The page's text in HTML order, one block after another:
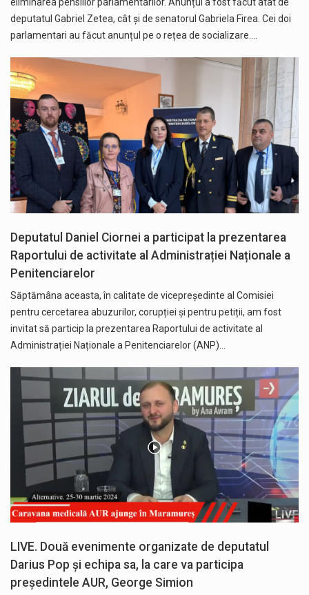
deputatul Gabriel Zetea, cât și de senatorul Gabriela Firea. Cei doi
parlamentari au făcut anunțul pe o rețea de socializare.…
Deputatul Daniel Ciornei a participat la prezentarea
Raportului de activitate al Administrației Naționale a
Penitenciarelor
Săptămâna aceasta, în calitate de vicepreședinte al Comisiei
pentru cercetarea abuzurilor, corupției și pentru petiții, am fost
invitat să particip la prezentarea Raportului de activitate al
Administrației Naționale a Penitenciarelor (ANP)…
LIVE. Două evenimente organizate de deputatul
Darius Pop și echipa sa, la care va participa
președintele AUR, George Simion